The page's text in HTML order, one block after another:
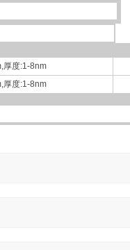
厚度:1-8nm
厚度:1-8nm